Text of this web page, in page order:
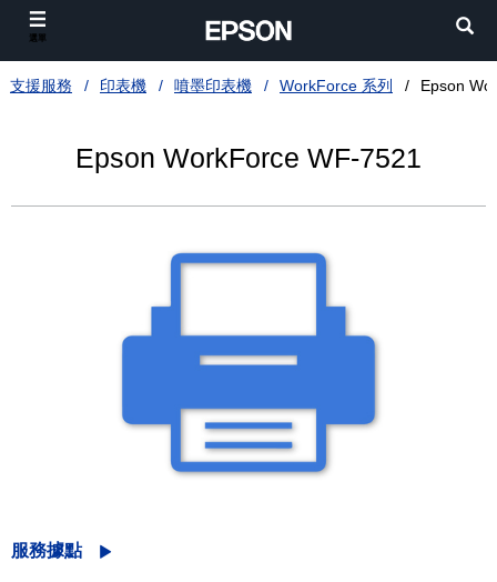
支援服務 印表機 噴墨印表機 WorkForce 系列 Epson
Epson WorkForce WF-7521
服務據點